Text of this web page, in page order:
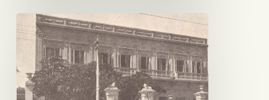
Ministerio
del
Interior